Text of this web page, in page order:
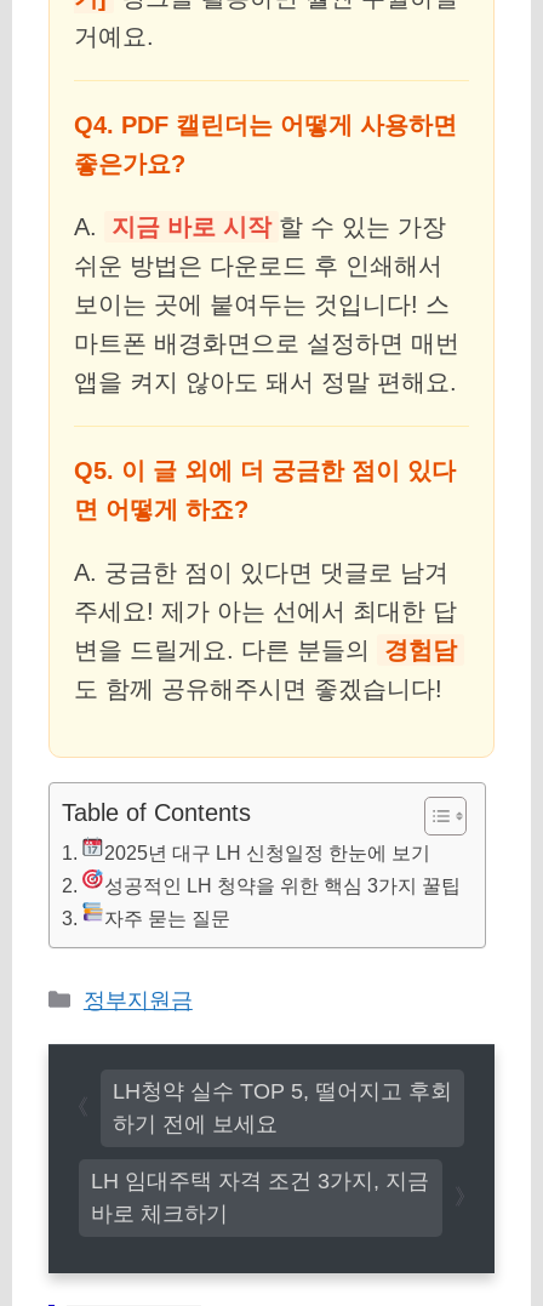
거예요.
Q4. PDF 캘린더는 어떻게 사용하면
좋은가요?
A. 지금 바로 시작 할 수 있는 가장
쉬운 방법은 다운로드 후 인쇄해서
보이는 곳에 붙여두는 것입니다! 스
마트폰 배경화면으로 설정하면 매번
앱을 켜지 않아도 돼서 정말 편해요.
Q5. 이 글 외에 더 궁금한 점이 있다
면 어떻게 하죠?
A. 궁금한 점이 있다면 댓글로 남겨
주세요! 제가 아는 선에서 최대한 답
변을 드릴게요. 다른 분들의
경험담
도 함께 공유해주시면 좋겠습니다!
Table of Contents
2025년 대구 LH 신청일정 한눈에 보기
성공적인 LH 청약을 위한 핵심 3가지 꿀팁
자주 묻는 질문
카
정부지원금
LH 임대주택 자격 조건 3가지, 지금
바로 체크하기
LH청약 실수 TOP 5, 떨어지고 후회
하기 전에 보세요